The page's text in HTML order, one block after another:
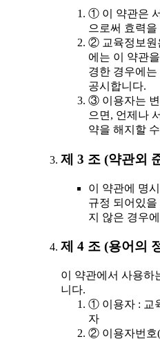
① 이 약관은
으로써 효력
② 교육정보원
에는 이 약관
경한 경우에
공시합니다.
③ 이용자는
으면, 언제나
약을 해지할
제 3 조 (약관외
이 약관에 명
규정 되어있
지 않은 경우
제 4 조 (용어의
이 약관에서 사용하
니다.
① 이용자 : 교
자
② 이용자번호